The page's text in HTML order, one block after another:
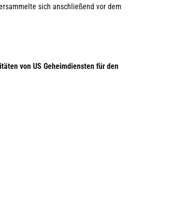
sich anschließend vor dem
von US Geheimdiensten für den